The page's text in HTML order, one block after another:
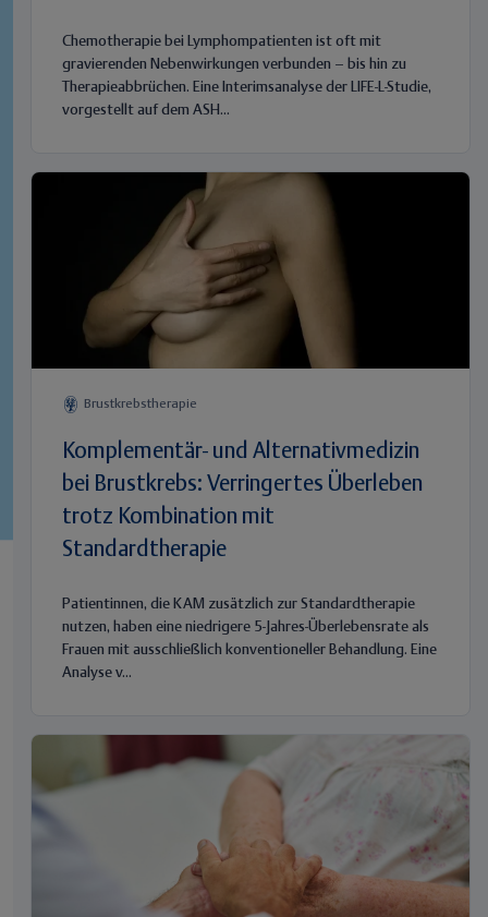
Chemotherapie bei Lymphompatienten ist oft mit
gravierenden Nebenwirkungen verbunden – bis hin zu
Therapieabbrüchen. Eine Interimsanalyse der LIFE-L-Studie,
vorgestellt auf dem ASH...
Brustkrebstherapie
Komplementär- und Alternativmedizin
bei Brustkrebs: Verringertes Überleben
trotz Kombination mit
Standardtherapie
Patientinnen, die KAM zusätzlich zur Standardtherapie
nutzen, haben eine niedrigere 5-Jahres-Überlebensrate als
Frauen mit ausschließlich konventioneller Behandlung. Eine
Analyse v...